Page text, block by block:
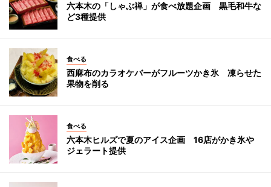
六本木の「しゃぶ禅」が食べ放題企画 黒毛和牛な
ど3種提供
食べる
西麻布のカラオケバーがフルーツかき氷 凍らせた
果物を削る
食べる
六本木ヒルズで夏のアイス企画 16店がかき氷や
ジェラート提供